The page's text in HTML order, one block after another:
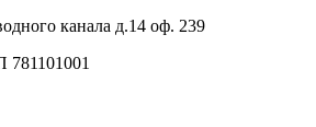
канала д.14 оф. 239